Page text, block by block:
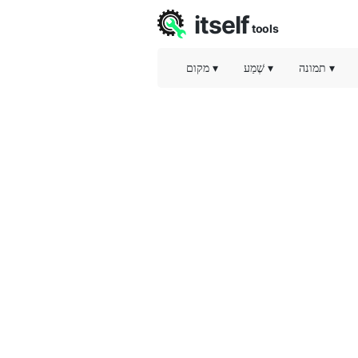
itselftools
מקום ▾ שֶׁמַע ▾ תמונה ▾